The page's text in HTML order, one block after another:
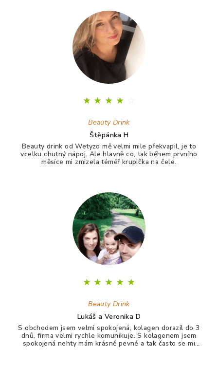
★ ★ ★ ★
Beauty Drink
Štěpánka H
Beauty drink od Wetyzo mě velmi mile překvapil, je to
vcelku chutný nápoj. Ale hlavně co, tak během prvního
měsíce mi zmizela téměř krupička na čele.
★ ★ ★ ★ ★
Beauty Drink
Lukáš a Veronika D
S obchodem jsem velmi spokojená, kolagen dorazil do 3
dnů, firma velmi rychle komunikuje. S kolagenem jsem
spokojená nehty mám krásně pevné a tak často se mi